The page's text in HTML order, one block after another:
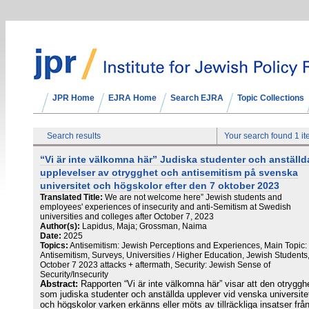
JPR Home EJRA Home Search EJRA Topic Collections
Search results Your search found 1
“Vi är inte välkomna här” Judiska studenter och
upplevelser av otrygghet och antisemitism på svenska
universitet och högskolor efter den 7 oktober 2023
Translated Title: We are not welcome here” Jewish students and
employees' experiences of insecurity and anti-Semitism at Swedish
universities and colleges after October 7, 2023
Author(s): Lapidus, Maja; Grossman, Naima
Date: 2025
Topics: Antisemitism: Jewish Perceptions and Experiences, Main Topic:
Antisemitism, Surveys, Universities / Higher Education, Jewish Students,
October 7 2023 attacks + aftermath, Security: Jewish Sense of
Security/Insecurity
Abstract: Rapporten “Vi är inte välkomna här” visar att den
som judiska studenter och anställda upplever vid venska
och högskolor varken erkänns eller möts av tillräckliga insatser från